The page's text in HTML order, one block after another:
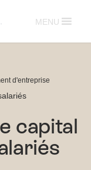
MENU
d'entreprise
capital